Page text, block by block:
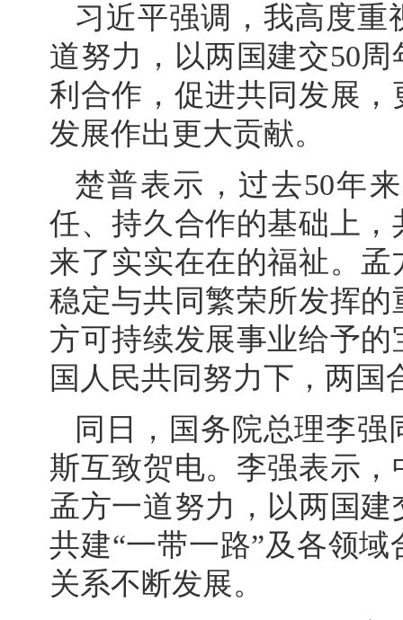
习近平强调，我高度
道努力，以两国建交50
利合作，促进共同发展
发展作出更大贡献。
楚普表示，过去50年
任、持久合作的基础上
来了实实在在的福祉。
稳定与共同繁荣所发挥
方可持续发展事业给予
国人民共同努力下，两国
同日，国务院总理李
斯互致贺电。李强表示
孟方一道努力，以两国
共建“一带一路”及各领
关系不断发展。